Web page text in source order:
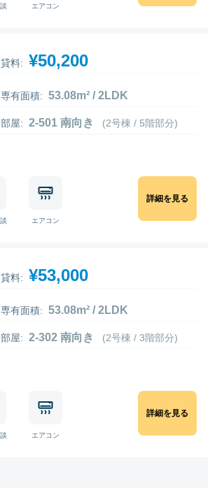
エアコン
貸料: ¥50,200
専有面積: 53.08m² / 2LDK
部屋: 2-501 南向き (2号棟 / 5階部分)
エアコン
詳細を見る
貸料: ¥53,000
専有面積: 53.08m² / 2LDK
部屋: 2-302 南向き (2号棟 / 3階部分)
エアコン
詳細を見る